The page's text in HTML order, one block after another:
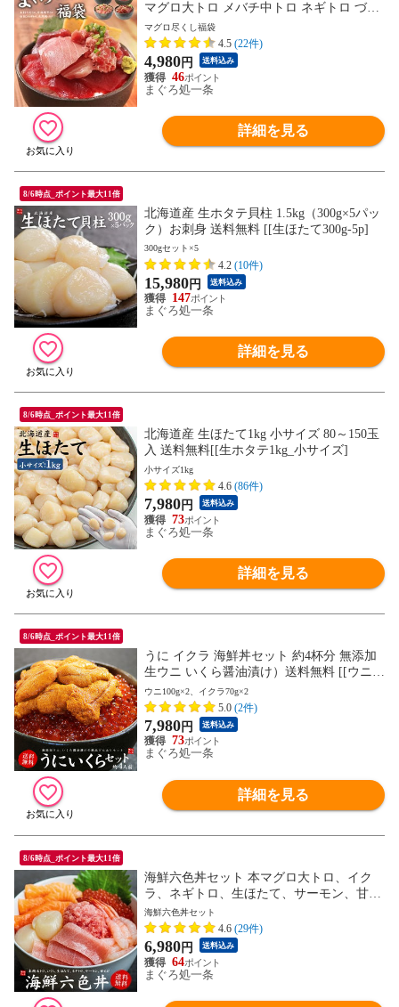
マグロ大トロ メバチ中トロ ネギトロ づけ
送料無料〈ds1〉[[マグロ尽くし福袋]
マグロ尽くし福袋
4.5 (22件)
4,980円 送料込み
46
まぐろ処一条
詳細を見る
8/6時点_ポイント最大11倍
北海道産 生ホタテ貝柱 1.5kg（300g×5パッ
ク）お刺身 送料無料 [[生ほたて300g-5p]
300gセット×5
4.2 (10件)
15,980円 送料込み
147
まぐろ処一条
詳細を見る
8/6時点_ポイント最大11倍
北海道産 生ほたて1kg 小サイズ 80～150玉
入 送料無料[[生ホタテ1kg_小サイズ]
小サイズ1kg
4.6 (86件)
7,980円 送料込み
73
まぐろ処一条
詳細を見る
8/6時点_ポイント最大11倍
うに イクラ 海鮮丼セット 約4杯分 無添加
生ウニ いくら醤油漬け）送料無料 [[ウニイ
クラセット-2p]
ウニ100g×2、イクラ70g×2
5.0 (2件)
7,980円 送料込み
73
まぐろ処一条
詳細を見る
8/6時点_ポイント最大11倍
海鮮六色丼セット 本マグロ大トロ、イク
ラ、ネギトロ、生ほたて、サーモン、甘え
び 海の幸6品詰め合わせ 送料無料〈rsd1〉y
d5[[海鮮六色丼]
海鮮六色丼セット
4.6 (29件)
6,980円 送料込み
64
まぐろ処一条